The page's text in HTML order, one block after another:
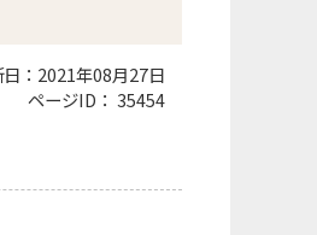
日：2021年08月27日
ページID： 35454